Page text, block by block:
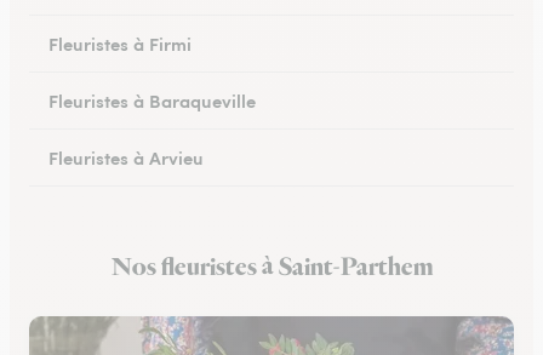
Fleuristes à Firmi
Fleuristes à Baraqueville
Fleuristes à Arvieu
Fleuristes à Rieupeyroux
Nos fleuristes à Saint-Parthem